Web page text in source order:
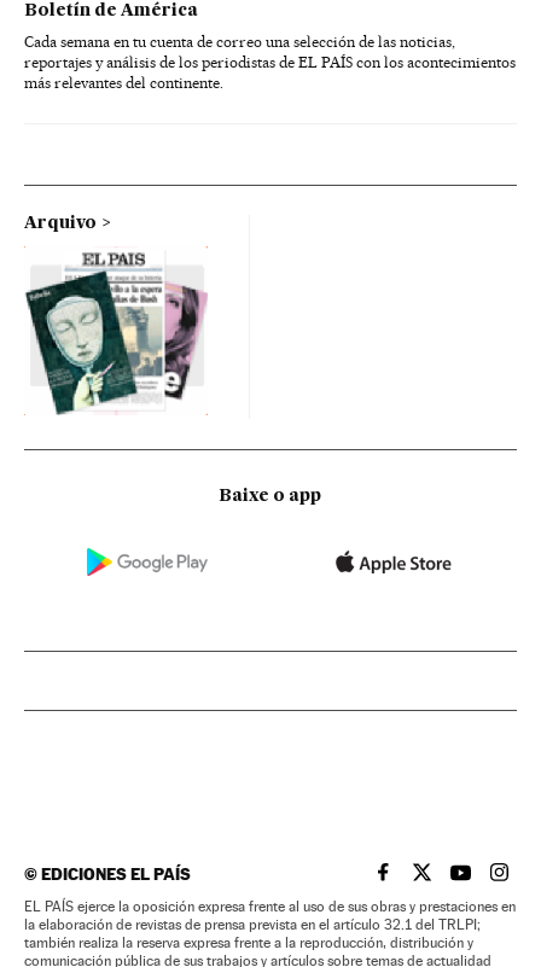
Boletín de América
Cada semana en tu cuenta de correo una selección de las noticias,
reportajes y análisis de los periodistas de EL PAÍS con los acontecimientos
más relevantes del continente.
Arquivo
Baixe o app
©EDICIONES EL PAÍS EL PAÍS BRASIL EN
EL PAÍSEL PAÍS
EL
EL PAÍS ejerce la oposición expresa frente al uso de sus obras y prestaciones en
la elaboración de revistas de prensa prevista en el artículo 32.1 del TRLPI;
también realiza la reserva expresa frente a la reproducción, distribución y
comunicación pública de sus trabajos y artículos sobre temas de actualidad